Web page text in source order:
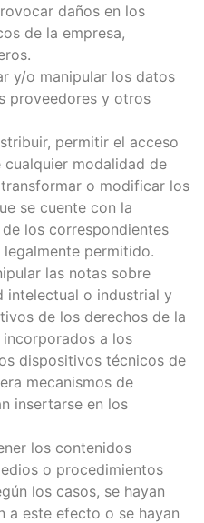
daños en los
de la empresa,
y/o manipular los datos
proveedores y otros
permitir el acceso
modalidad de
o modificar los
se cuente con la
los correspondientes
permitido.
las notas sobre
intelectual o industrial y
de los derechos de la
a los
dispositivos técnicos de
mecanismos de
insertarse en los
los contenidos
o procedimientos
los casos, se hayan
a este efecto o se hayan